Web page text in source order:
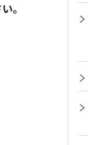
。